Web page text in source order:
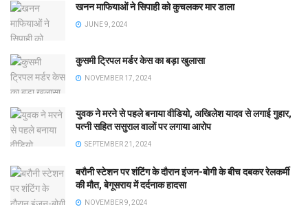
खनन माफियाओं ने सिपाही को कुचलकर मार डाला
JUNE 9, 2024
कुसमी ट्रिपल मर्डर केस का बड़ा खुलासा
NOVEMBER 17, 2024
युवक ने मरने से पहले बनाया वीडियो, अखिलेश यादव से लगाई गुहार,
पत्नी सहित ससुराल वालों पर लगाया आरोप
SEPTEMBER 21, 2024
बरौनी स्टेशन पर शंटिंग के दौरान इंजन-बोगी के बीच दबकर रेलकर्मी
की मौत, बेगूसराय में दर्दनाक हादसा
NOVEMBER 9, 2024